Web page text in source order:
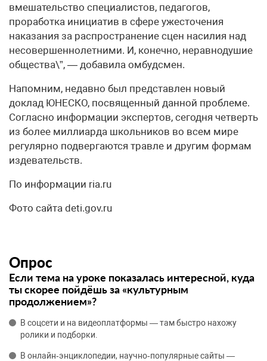
вмешательство специалистов, педагогов,
проработка инициатив в сфере ужесточения
наказания за распространение сцен насилия над
несовершеннолетними. И, конечно, неравнодушие
общества\”, — добавила омбудсмен.
Напомним, недавно был представлен новый
доклад ЮНЕСКО, посвященный данной проблеме.
Согласно информации экспертов, сегодня четверть
из более миллиарда школьников во всем мире
регулярно подвергаются травле и другим формам
издевательств.
По информации ria.ru
Фото сайта deti.gov.ru
Опрос
Если тема на уроке показалась интересной, куда
ты скорее пойдёшь за «культурным
продолжением»?
В соцсети и на видеоплатформы — там быстро нахожу
ролики и подборки.
В онлайн‑энциклопедии, научно‑популярные сайты —